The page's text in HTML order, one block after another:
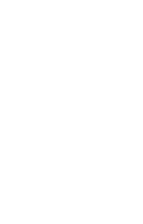
, 지구지킴이, 재